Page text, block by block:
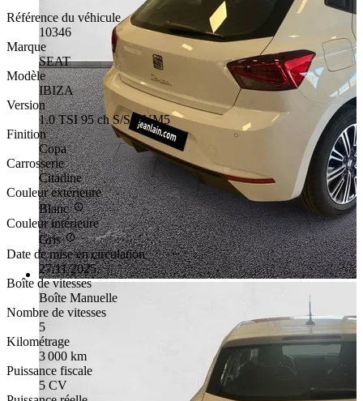
Référence du véhicule
10346
Marque
SEAT
Modèle
IBIZA
Version
1.0 TSI 95 ch S/S BVM5
Finition
Copa
Carrosserie
Citadine
Couleur extérieure
Blanc
Couleur intérieure
Gris
Date de mise en circulation
27/11/2025
Boîte de vitesses
Boîte Manuelle
Nombre de vitesses
5
Kilométrage
3 000 km
Puissance fiscale
5 CV